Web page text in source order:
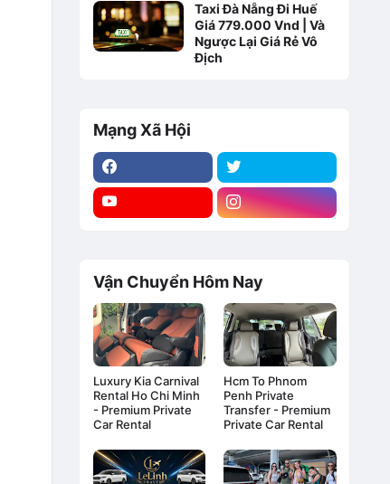
Taxi Đà Nẵng Đi Huế
Giá 779.000 Vnd | Và
Ngược Lại Giá Rẻ Vô
Địch
Mạng Xã Hội
Vận Chuyển Hôm Nay
Luxury Kia Carnival
Rental Ho Chi Minh
- Premium Private
Car Rental
Hcm To Phnom
Penh Private
Transfer - Premium
Private Car Rental